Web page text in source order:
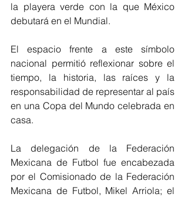
la playera verde con la que México
debutará en el Mundial.
El espacio frente a este símbolo
nacional permitió reflexionar sobre el
tiempo, la historia, las raíces y la
responsabilidad de representar al país
en una Copa del Mundo celebrada en
casa.
La delegación de la Federación
Mexicana de Futbol fue encabezada
por el Comisionado de la Federación
Mexicana de Futbol, Mikel Arriola; el